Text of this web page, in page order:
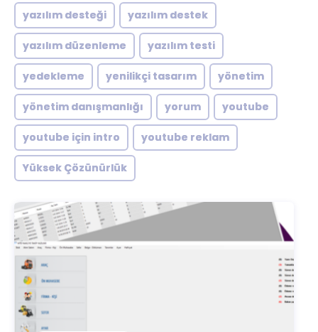
yazılım desteği yazılım destek
yazılım düzenleme yazılım testi
yedekleme yenilikçi tasarım yönetim
yönetim danışmanlığı yorum youtube
youtube için intro youtube reklam
Yüksek Çözünürlük